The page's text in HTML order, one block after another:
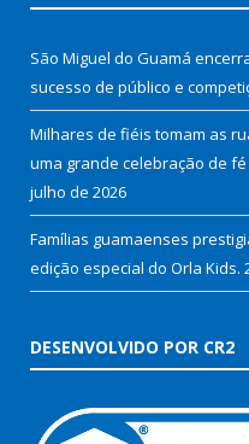
São Miguel do Guamá
sucesso de público e
Milhares de fiéis tomam as
uma grande celebração de fé
julho de 2026
Famílias guamaenses
edição especial do Orla Kids.
DESENVOLVIDO POR CR2